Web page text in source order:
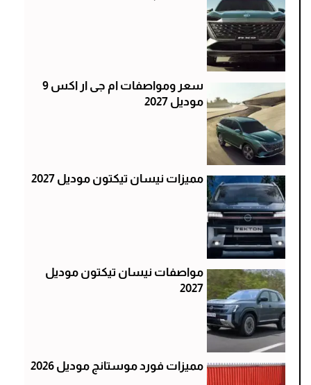
سعر ومواصفات ام جى ار اكس 9
موديل 2027
مميزات نيسان تيكتون موديل 2027
مواصفات نيسان تيكتون موديل
2027
مميزات فورد موستانج موديل 2026